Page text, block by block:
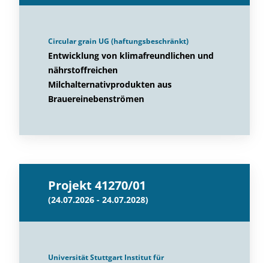
Circular grain UG (haftungsbeschränkt)
Entwicklung von klimafreundlichen und
nährstoffreichen
Milchalternativprodukten aus
Brauereinebenströmen
Projekt 41270/01
(24.07.2026 - 24.07.2028)
Universität Stuttgart Institut für